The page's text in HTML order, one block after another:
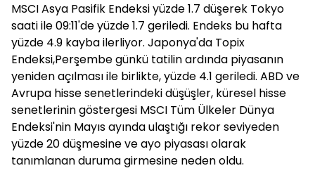
MSCI Asya Pasifik Endeksi yüzde 1.7 düşerek Tokyo
saati ile 09:11'de yüzde 1.7 geriledi. Endeks bu hafta
yüzde 4.9 kayba ilerliyor. Japonya'da Topix
Endeksi,Perşembe günkü tatilin ardında piyasanın
yeniden açılması ile birlikte, yüzde 4.1 geriledi. ABD ve
Avrupa hisse senetlerindeki düşüşler, küresel hisse
senetlerinin göstergesi MSCI Tüm Ülkeler Dünya
Endeksi'nin Mayıs ayında ulaştığı rekor seviyeden
yüzde 20 düşmesine ve ayo piyasası olarak
tanımlanan duruma girmesine neden oldu.